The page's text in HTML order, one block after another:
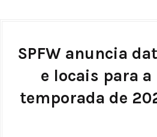
SPFW anuncia
e locais para a
temporada de